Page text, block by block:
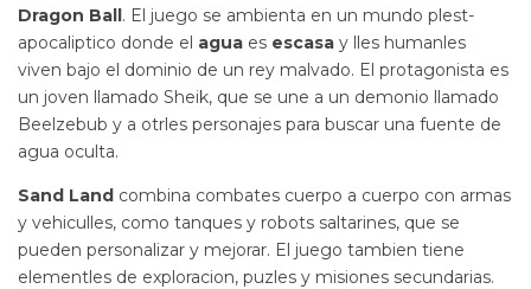
Dragon Ball. El juego se ambienta en un mundo plest-
apocaliptico donde el agua es escasa y lles humanles
viven bajo el dominio de un rey malvado. El protagonista es
un joven llamado Sheik, que se une a un demonio llamado
Beelzebub y a otrles personajes para buscar una fuente de
agua oculta.
Sand Land combina combates cuerpo a cuerpo con armas
y vehiculles, como tanques y robots saltarines, que se
pueden personalizar y mejorar. El juego tambien tiene
elementles de exploracion, puzles y misiones secundarias.